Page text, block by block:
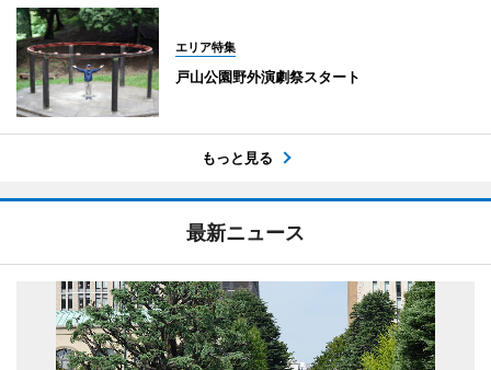
エリア特集
戸山公園野外演劇祭スタート
もっと見る
最新ニュース